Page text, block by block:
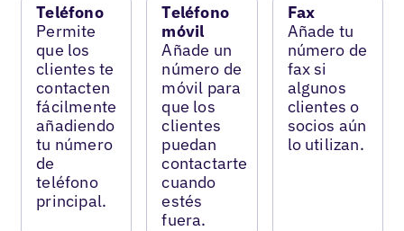
Teléfono
Permite
que los
clientes te
contacten
fácilmente
añadiendo
tu número
de
teléfono
principal.
Teléfono
móvil
Añade un
número de
móvil para
que los
clientes
puedan
contactarte
cuando
estés
fuera.
Fax
Añade tu
número de
fax si
algunos
clientes o
socios aún
lo utilizan.